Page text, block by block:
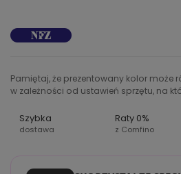
Pamiętaj, że prezentowany kolor może
w zależności od ustawień sprzętu, na
Szybka
dostawa
Raty 0%
z Comfino